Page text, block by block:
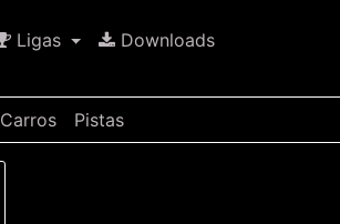
Ligas Downloads
Carros Pistas